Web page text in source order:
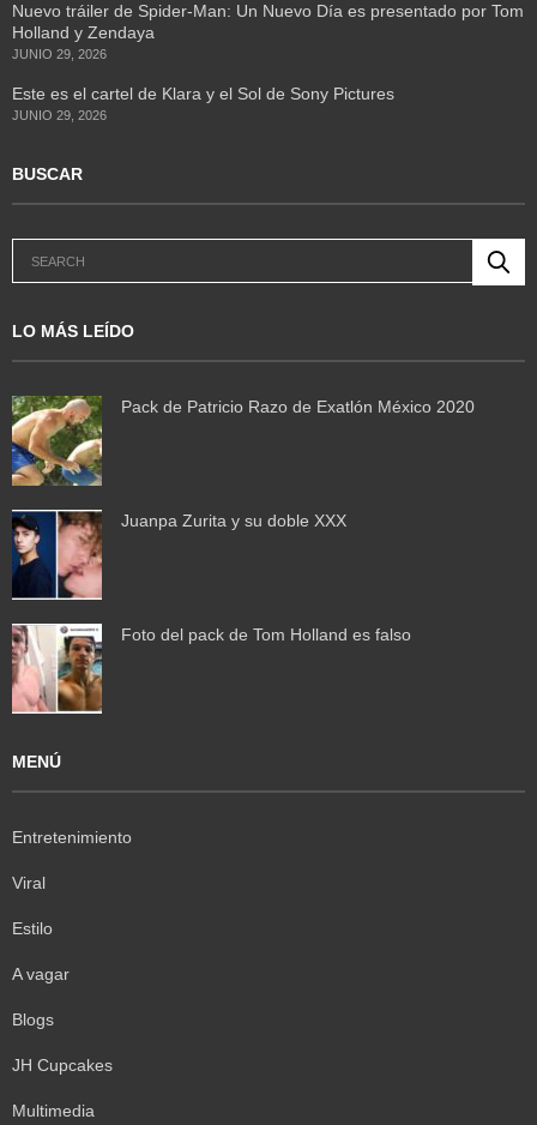
Nuevo tráiler de Spider-Man: Un Nuevo Día es presentado por Tom
Holland y Zendaya
JUNIO 29, 2026
Este es el cartel de Klara y el Sol de Sony Pictures
JUNIO 29, 2026
BUSCAR
LO MÁS LEÍDO
Pack de Patricio Razo de Exatlón México 2020
Juanpa Zurita y su doble XXX
Foto del pack de Tom Holland es falso
MENÚ
Entretenimiento
Viral
Estilo
A vagar
Blogs
JH Cupcakes
Multimedia